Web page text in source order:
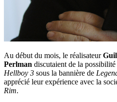
Au début du mois, le réalisateur
Perlman discutaient de la
Hellboy 3 sous la bannière de
apprécié leur expérience avec la
Rim.